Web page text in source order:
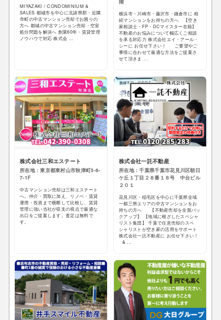
MIYAZAKI / CONDOMINIUM &
SALES 都城市を中心に北諸県郡・近隣
市町の中古マンション売却でお困りの
方へ 都城の中古マンション売却・空室
処分問題を解決へ 創業60年・賃貸管理
ノウハウで対応 株式会 ...
階
横浜市・川崎市・藤沢市・鎌倉市に 相
続マンションをお持ちの方へ 【空き
家相談士・FP・DCマイスター在籍】
不動産のお悩みについて幅広くご相談
を承る対応力 株式会社エイ・アール・
シーに お任せ下さい！ ご要望やご
事情に合わせて最適な方法をご提案さ
せて頂きま ...
株式会社三和エステート
所在地：東京都東村山市秋津町5-6-
7-1F
中古マンション売却は三和エステート
へ。仲介・買取に加え、リノベ・賃貸
運用・投資まで横断して比較し、賃貸
管理に強い当社が収支の視点で最適な
出口をご提案します。査定は無料で
す。
株式会社一託不動産
所在地：千葉県千葉市花見川区朝日
ケ丘１丁目２８番１８号 中台ビル
２０１
花見川区・稲毛区を中心に千葉県全域
一都三県エリアの中古マンションをお
持ちの方へ 【不動産売却を全面バッ
クアップ】 【地域に根ざしたスペシャ
リスト集団】 千葉で任意売却のスペ
シャリストが空き家の活用をサポート
株式会社一託不動産に お任せ下さい！
& ...